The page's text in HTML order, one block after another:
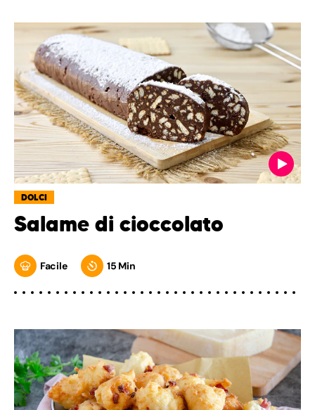
DOLCI
Salame di cioccolato
Facile 15 Min